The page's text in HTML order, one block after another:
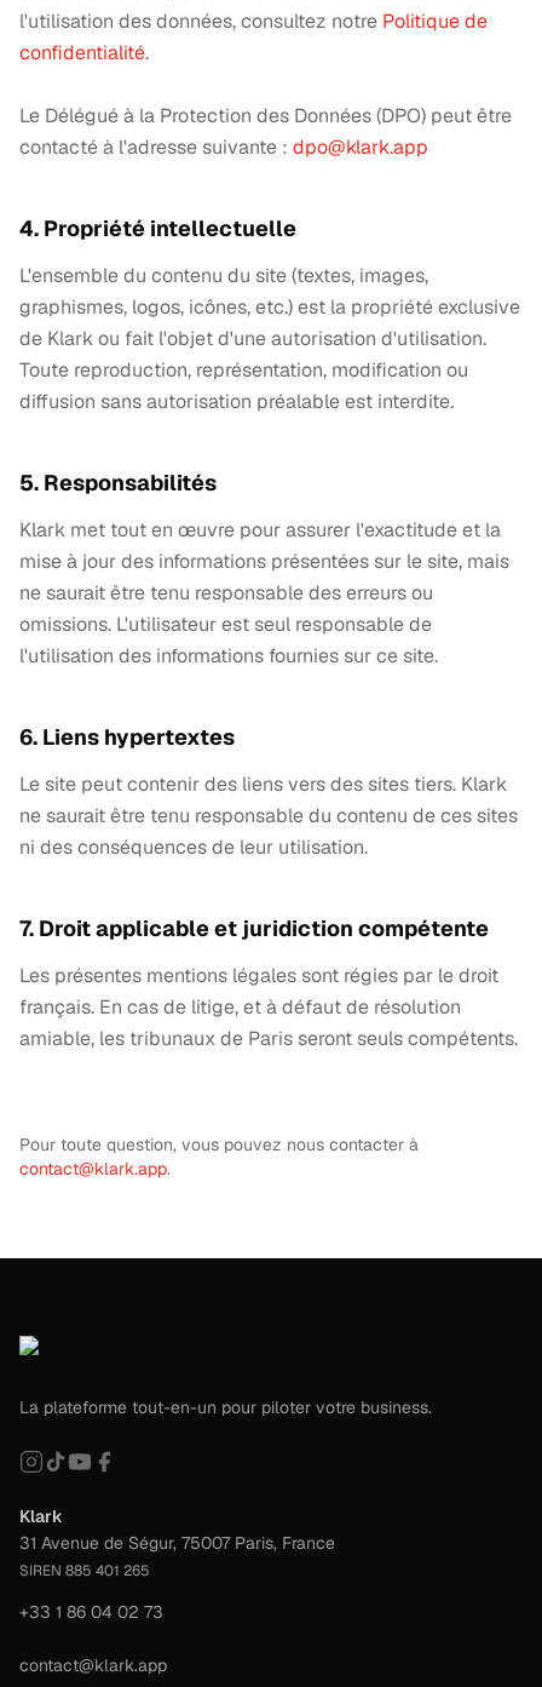
l'utilisation des données, consultez notre Politique de
confidentialité.
Le Délégué à la Protection des Données (DPO) peut être
contacté à l'adresse suivante : dpo@klark.app
4. Propriété intellectuelle
L'ensemble du contenu du site (textes, images,
graphismes, logos, icônes, etc.) est la propriété exclusive
de Klark ou fait l'objet d'une autorisation d'utilisation.
Toute reproduction, représentation, modification ou
diffusion sans autorisation préalable est interdite.
5. Responsabilités
Klark met tout en œuvre pour assurer l'exactitude et la
mise à jour des informations présentées sur le site, mais
ne saurait être tenu responsable des erreurs ou
omissions. L'utilisateur est seul responsable de
l'utilisation des informations fournies sur ce site.
6. Liens hypertextes
Le site peut contenir des liens vers des sites tiers. Klark
ne saurait être tenu responsable du contenu de ces sites
ni des conséquences de leur utilisation.
7. Droit applicable et juridiction compétente
Les présentes mentions légales sont régies par le droit
français. En cas de litige, et à défaut de résolution
amiable, les tribunaux de Paris seront seuls compétents.
Pour toute question, vous pouvez nous contacter à
contact@klark.app.
La plateforme tout-en-un pour piloter votre business.
Klark
31 Avenue de Ségur, 75007 Paris, France
SIREN 885 401 265
+33 1 86 04 02 73
contact@klark.app